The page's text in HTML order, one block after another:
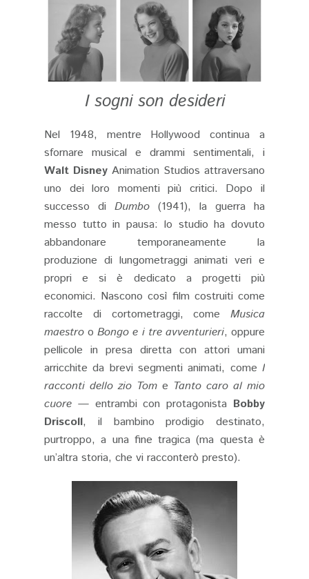
I sogni son desideri
Nel 1948, mentre Hollywood continua a
sfornare musical e drammi sentimentali, i
Walt Disney Animation Studios attraversano
uno dei loro momenti più critici. Dopo il
successo di Dumbo (1941), la guerra ha
messo tutto in pausa: lo studio ha dovuto
abbandonare temporaneamente la
produzione di lungometraggi animati veri e
propri e si è dedicato a progetti più
economici. Nascono così film costruiti come
raccolte di cortometraggi, come Musica
maestro oBongo e i tre avventurieri, oppure
pellicole in presa diretta con attori umani
arricchite da brevi segmenti animati, come I
racconti dello zio Tom e Tanto caro al mio
cuore — entrambi con protagonista Bobby
Driscoll, il bambino prodigio destinato,
purtroppo, a una fine tragica (ma questa è
un’altra storia, che vi racconterò presto).